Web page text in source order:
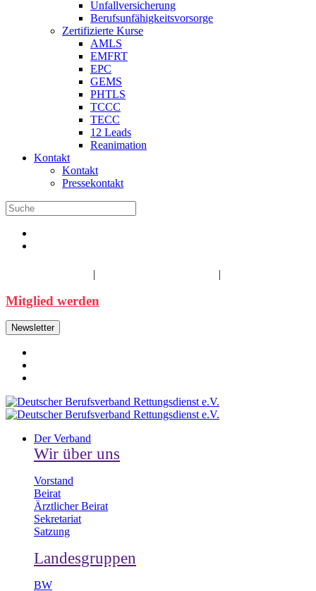
Unfallversicherung
Berufsunfähigkeitsvorsorge
Zertifizierte Kurse
AMLS
EMFRT
EPC
GEMS
PHTLS
TCCC
TECC
12 Leads
Reanimation
Kontakt
Kontakt
Pressekontakt
| |
Mitglied werden
Newsletter
Der Verband
Wir über uns
Vorstand
Beirat
Ärztlicher Beirat
Sekretariat
Satzung
Landesgruppen
BW